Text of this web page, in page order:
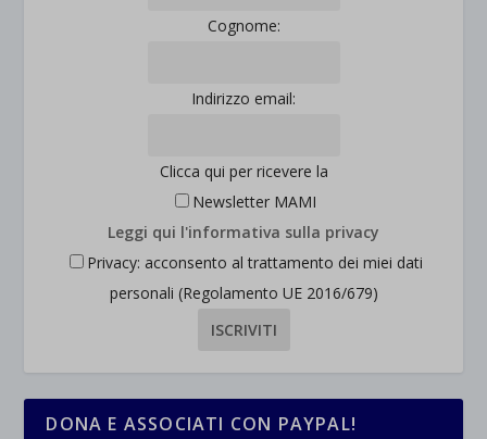
Cognome:
Indirizzo email:
Clicca qui per ricevere la
Newsletter MAMI
Leggi qui l'informativa sulla privacy
Privacy: acconsento al trattamento dei miei dati
personali (Regolamento UE 2016/679)
DONA E ASSOCIATI CON PAYPAL!